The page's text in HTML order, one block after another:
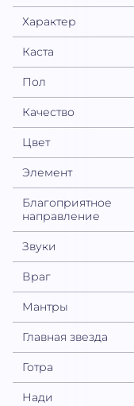
Характер
Каста
Пол
Качество
Цвет
Элемент
Благоприятное
направление
Звуки
Враг
Мантры
Главная звезда
Готра
Нади